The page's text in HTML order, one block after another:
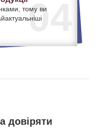
04
тому ви
довіряти